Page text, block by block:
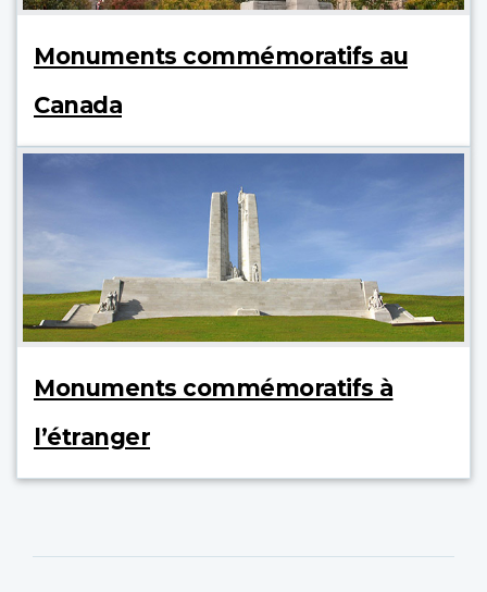
Monuments commémoratifs au
Canada
Monuments commémoratifs à
l’étranger